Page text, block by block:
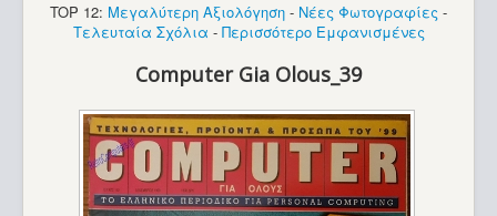
TOP 12: Μεγαλύτερη Αξιολόγηση - Νέες Φωτογραφίες -
Τελευταία Σχόλια - Περισσότερο Εμφανισμένες
Computer Gia Olous_39